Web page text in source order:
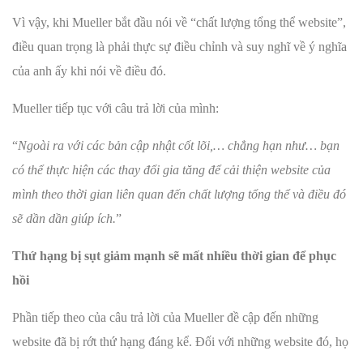
Vì vậy, khi Mueller bắt đầu nói về “chất lượng tổng thể website”,
điều quan trọng là phải thực sự điều chỉnh và suy nghĩ về ý nghĩa
của anh ấy khi nói về điều đó.
Mueller tiếp tục với câu trả lời của mình:
“Ngoài ra với các bản cập nhật cốt lõi,… chẳng hạn như… bạn
có thể thực hiện các thay đổi gia tăng để cải thiện website của
mình theo thời gian liên quan đến chất lượng tổng thể và điều đó
sẽ dần dần giúp ích.”
Thứ hạng bị sụt giảm mạnh sẽ mất nhiều thời gian để phục
hồi
Phần tiếp theo của câu trả lời của Mueller đề cập đến những
website đã bị rớt thứ hạng đáng kể. Đối với những website đó, họ